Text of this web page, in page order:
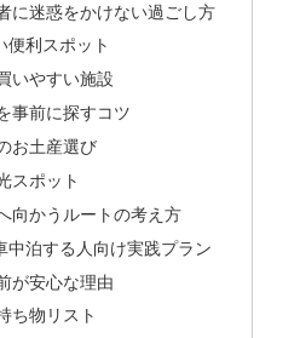
に迷惑をかけない過ごし方
便利スポット
いやすい施設
事前に探すコツ
お土産選び
スポット
向かうルートの考え方
中泊する人向け実践プラン
が安心な理由
ち物リスト